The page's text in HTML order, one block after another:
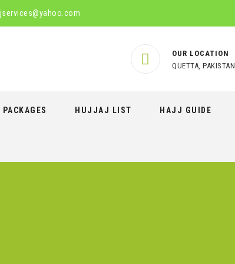
OUR LOCATION
QUETTA, PAKISTAN
PACKAGES HUJJAJ LIST HAJJ GUIDE